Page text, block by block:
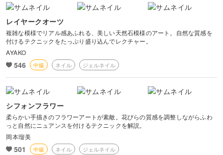
レイヤークオーツ
複雑な模様でリアル感あふれる、美しい天然石模様のアート。自然な質感を
付けるテクニックをたっぷり盛り込んでレクチャー。
AYAKO
546 中級 ネイル ジェルネイル
シフォンフラワー
柔らかい手描きのフラワーアートが素敵。花びらの質感を調整しながらふわ
っと自然にニュアンスを付けるテクニックを解説。
岡本瑠美
501 中級 ネイル ジェルネイル